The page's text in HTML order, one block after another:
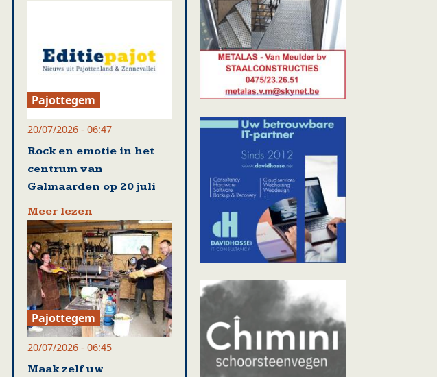
Pajottegem
20/07/2026 - 06:47
Rock en emotie in het
centrum van
Galmaarden op 20 juli
Meer lezen
Pajottegem
20/07/2026 - 06:45
Maak zelf uw